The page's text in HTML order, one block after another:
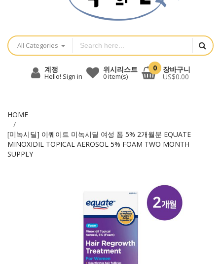
All Categories
계정
Hello! Sign in
위시리스트
0item(s)
0 장바구니
US$0.00
HOME
[미녹시딜] 이퀘이트 미녹시딜 여성 폼 5% 2개월분 EQUATE
MINOXIDIL TOPICAL AEROSOL 5% FOAM TWO MONTH
SUPPLY